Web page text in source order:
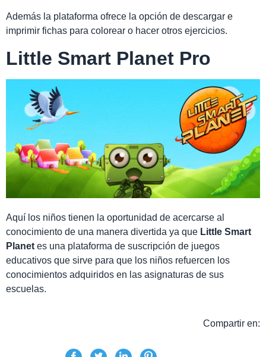
Además la plataforma ofrece la opción de descargar e
imprimir fichas para colorear o hacer otros ejercicios.
Little Smart Planet Pro
Aquí los niños tienen la oportunidad de acercarse al
conocimiento de una manera divertida ya que Little Smart
Planet es una plataforma de suscripción de juegos
educativos que sirve para que los niños refuercen los
conocimientos adquiridos en las asignaturas de sus
escuelas.
Compartir en: